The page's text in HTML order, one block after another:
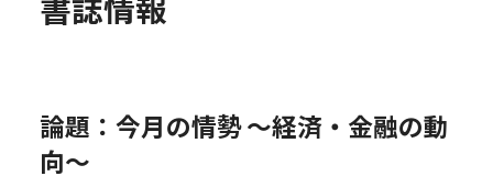
論題：今月の情勢 ～経済・金融の動
向～